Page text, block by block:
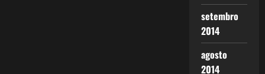
setembro
2014
agosto
2014